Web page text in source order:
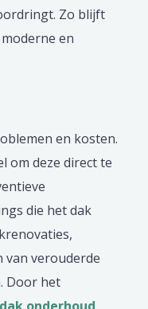
Zo blijft
en
en kosten.
om deze direct te
die het dak
van verouderde
Door het